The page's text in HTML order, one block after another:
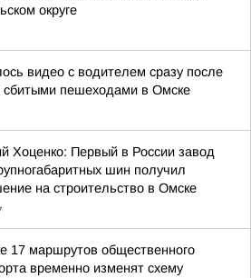
округе
видео с водителем сразу после
пешеходами в Омске
Хоценко: Первый в России завод
шин получил
на строительство в Омске
17 маршрутов общественного
временно изменят схему